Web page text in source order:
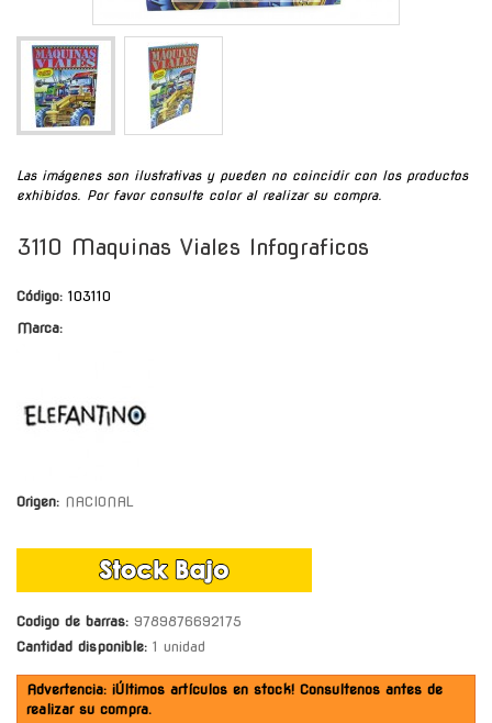
Las imágenes son ilustrativas y pueden no coincidir con los productos
exhibidos. Por favor consulte color al realizar su compra.
3110 Maquinas Viales Infograficos
Código: 103110
Marca:
Origen: NACIONAL
Codigo de barras: 9789876692175
Cantidad disponible: 1 unidad
Advertencia: ¡Últimos artículos en stock! Consultenos antes de
realizar su compra.